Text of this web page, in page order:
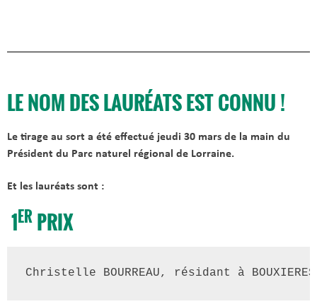
LE NOM DES LAURÉATS EST CONNU !
Le tirage au sort a été effectué jeudi 30 mars de la main du
Président du Parc naturel régional de Lorraine.
Et les lauréats sont :
1ER PRIX
Christelle BOURREAU, résidant à BOUXIERES-